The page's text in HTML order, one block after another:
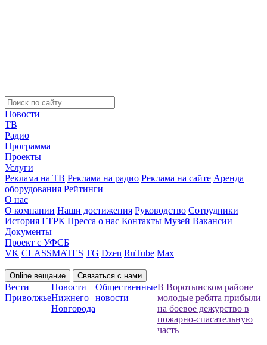
Новости
ТВ
Радио
Программа
Проекты
Услуги
Реклама на ТВ Реклама на радио Реклама на сайте Аренда
оборудования Рейтинги
О нас
О компании Наши достижения Руководство Сотрудники
История ГТРК Пресса о нас Контакты Музей Вакансии
Документы
Проект с УФСБ
VK CLASSMATES TG Dzen RuTube Max
Online вещание Связаться с нами
Вести
Приволжье
Новости
Нижнего
Новгорода
Общественные
новости
В Воротынском районе
молодые ребята прибыли
на боевое дежурство в
пожарно-спасательную
часть